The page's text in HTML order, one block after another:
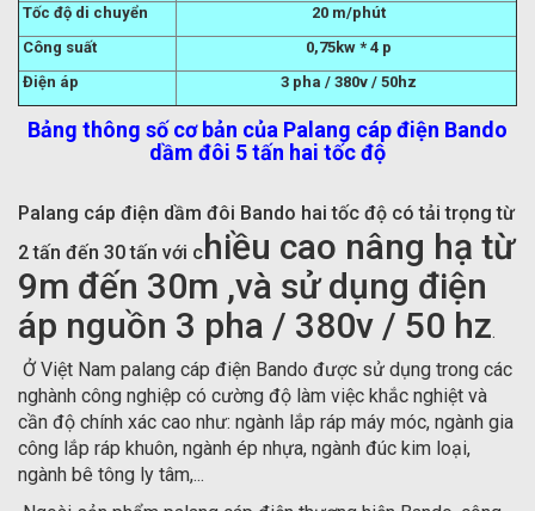
Tốc độ di chuyển
20 m/phút
Công suất
0,75kw * 4 p
Điện áp
3 pha / 380v / 50hz
Bảng thông số cơ bản của Palang cáp điện Bando
dầm đôi 5 tấn hai tốc độ
Palang cáp điện dầm đôi Bando hai tốc độ có tải trọng từ
2 tấn đến 30 tấn với chiều cao nâng hạ từ
9m đến 30m ,và sử dụng điện
áp nguồn 3 pha / 380v / 50 hz.
Ở Việt Nam palang cáp điện Bando được sử dụng trong các
nghành công nghiệp có cường độ làm việc khắc nghiệt và
cần độ chính xác cao như: ngành lắp ráp máy móc, ngành gia
công lắp ráp khuôn, ngành ép nhựa, ngành đúc kim loại,
ngành bê tông ly tâm,...